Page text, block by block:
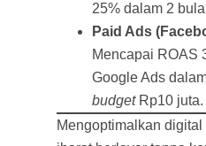
25% dalam 2
Paid Ads
Mencapai ROAS
Google Ads
budgetRp10 juta.
Mengoptimalkan